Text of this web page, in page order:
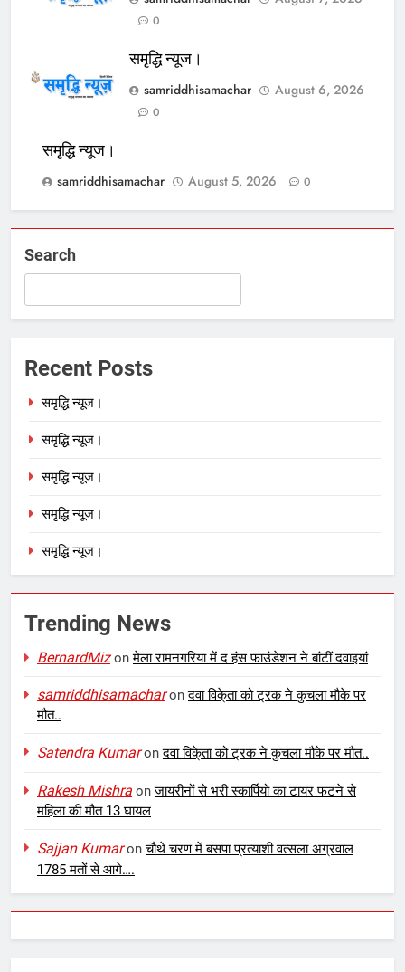
0
समृद्धि न्यूज।
samriddhisamachar
August 6, 2026
0
समृद्धि न्यूज।
samriddhisamachar
August 5, 2026 0
Search
Recent Posts
समृद्धि न्यूज।
समृद्धि न्यूज।
समृद्धि न्यूज।
समृद्धि न्यूज।
समृद्धि न्यूज।
Trending News
BernardMizonमेला रामनगरिया में द हंस फाउंडेशन ने बांटीं दवाइयां
samriddhisamacharonदवा विके्ता को ट्रक ने कुचला मौके पर
मौत..
Satendra Kumaronदवा विके्ता को ट्रक ने कुचला मौके पर मौत..
Rakesh Mishra onजायरीनों से भरी स्कार्पियो का टायर फटने से
महिला की मौत 13 घायल
Sajjan Kumaronचौथे चरण में बसपा प्रत्याशी वत्सला अग्रवाल
1785 मतों से आगे….